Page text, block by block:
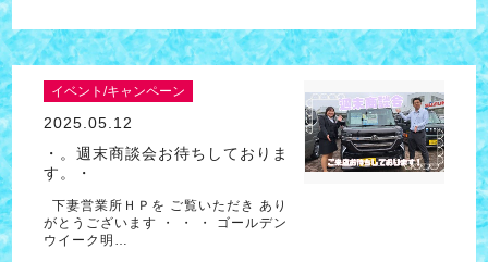
イベント/キャンペーン
2025.05.12
・。週末商談会お待ちしておりま
す。・
下妻営業所ＨＰを ご覧いただき あり
がとうございます ・ ・ ・ ゴールデン
ウイーク明…